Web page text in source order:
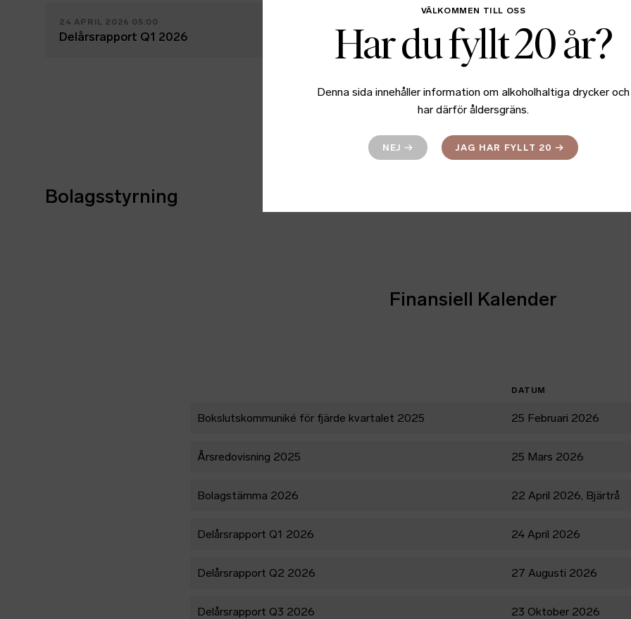
24 APRIL 2026 05:00
Delårsrapport Q1 2026 Ladda ner rapport
april 2026 i bolagets
följer en sammanfattning
avseende samtliga
LÄS PRESSMEDDELANDET
Bolagsstyrning
Finansiell Kalender
DATUM
Bokslutskommuniké för fjärde kvartalet 2025 25 Februari 2026
Årsredovisning 2025 25 Mars 2026
Bolagstämma 2026 22 April 2026, Bjärtrå
Delårsrapport Q1 2026 24 April 2026
Delårsrapport Q2 2026 27 Augusti 2026
Delårsrapport Q3 2026 23 Oktober 2026
VÄLKOMMEN TILL OSS
Har du fyllt 20 år?
Denna sida innehåller information om alkoholhaltiga drycker och
har därför åldersgräns.
JAG HAR FYLLT 20 →
NEJ →